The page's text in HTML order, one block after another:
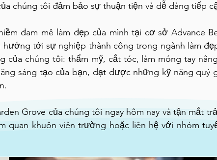
chúng tôi đảm bảo sự thuận tiện và dễ dàng tiếp
đam mê làm đẹp của mình tại cơ sở Advance
tới sự nghiệp thành công trong ngành làm
của chúng tôi: thẩm mỹ, cắt tóc, làm móng tay
sáng tạo của bạn, đạt được những kỹ năng quý
Grove của chúng tôi ngay hôm nay và tận mắt
quan khuôn viên trường hoặc liên hệ với nhóm